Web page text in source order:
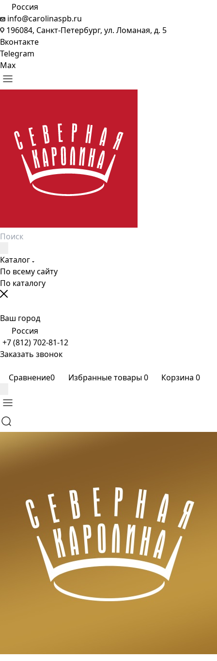
Россия
info@carolinaspb.ru
196084, Санкт-Петербург, ул. Ломаная, д. 5
Вконтакте
Telegram
Max
Каталог
По всему сайту
По каталогу
Ваш город
Россия
+7 (812) 702-81-12
Заказать звонок
Сравнение0 Избранные товары0 Корзина 0